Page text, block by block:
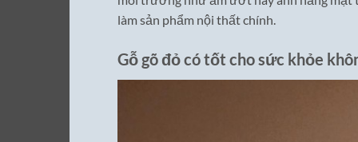
làm sản phẩm nội thất chính.
Gỗ gõ đỏ có tốt cho sức khỏe